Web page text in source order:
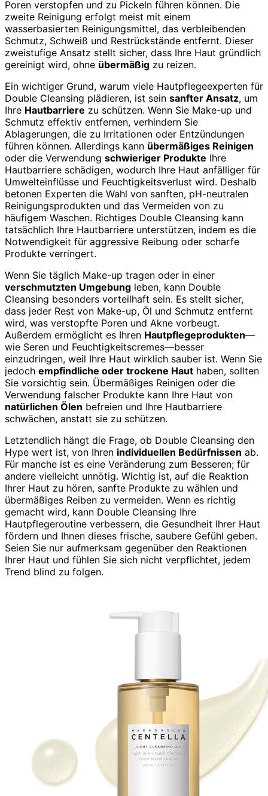
Poren verstopfen und zu Pickeln führen können. Die
zweite Reinigung erfolgt meist mit einem
wasserbasierten Reinigungsmittel, das verbleibenden
Schmutz, Schweiß und Restrückstände entfernt. Dieser
zweistufige Ansatz stellt sicher, dass Ihre Haut gründlich
gereinigt wird, ohne übermäßig zu reizen.
Ein wichtiger Grund, warum viele Hautpflegeexperten für
Double Cleansing plädieren, ist sein sanfter Ansatz, um
Ihre Hautbarriere zu schützen. Wenn Sie Make-up und
Schmutz effektiv entfernen, verhindern Sie
Ablagerungen, die zu Irritationen oder Entzündungen
führen können. Allerdings kann übermäßiges Reinigen
oder die Verwendung schwieriger Produkte Ihre
Hautbarriere schädigen, wodurch Ihre Haut anfälliger für
Umwelteinflüsse und Feuchtigkeitsverlust wird. Deshalb
betonen Experten die Wahl von sanften, pH-neutralen
Reinigungsprodukten und das Vermeiden von zu
häufigem Waschen. Richtiges Double Cleansing kann
tatsächlich Ihre Hautbarriere unterstützen, indem es die
Notwendigkeit für aggressive Reibung oder scharfe
Produkte verringert.
Wenn Sie täglich Make-up tragen oder in einer
verschmutzten Umgebung leben, kann Double
Cleansing besonders vorteilhaft sein. Es stellt sicher,
dass jeder Rest von Make-up, Öl und Schmutz entfernt
wird, was verstopfte Poren und Akne vorbeugt.
Außerdem ermöglicht es Ihren Hautpflegeprodukten—
wie Seren und Feuchtigkeitscremes—besser
einzudringen, weil Ihre Haut wirklich sauber ist. Wenn Sie
jedoch empfindliche oder trockene Haut haben, sollten
Sie vorsichtig sein. Übermäßiges Reinigen oder die
Verwendung falscher Produkte kann Ihre Haut von
natürlichen Ölen befreien und Ihre Hautbarriere
schwächen, anstatt sie zu schützen.
Letztendlich hängt die Frage, ob Double Cleansing den
Hype wert ist, von Ihren individuellen Bedürfnissen ab.
Für manche ist es eine Veränderung zum Besseren; für
andere vielleicht unnötig. Wichtig ist, auf die Reaktion
Ihrer Haut zu hören, sanfte Produkte zu wählen und
übermäßiges Reiben zu vermeiden. Wenn es richtig
gemacht wird, kann Double Cleansing Ihre
Hautpflegeroutine verbessern, die Gesundheit Ihrer Haut
fördern und Ihnen dieses frische, saubere Gefühl geben.
Seien Sie nur aufmerksam gegenüber den Reaktionen
Ihrer Haut und fühlen Sie sich nicht verpflichtet, jedem
Trend blind zu folgen.